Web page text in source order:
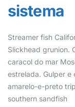
sistema
Streamer fish
Slickhead grunion.
caracol do mar
estrelada. Gulper e
amarelo-e-preto
southern sandfish